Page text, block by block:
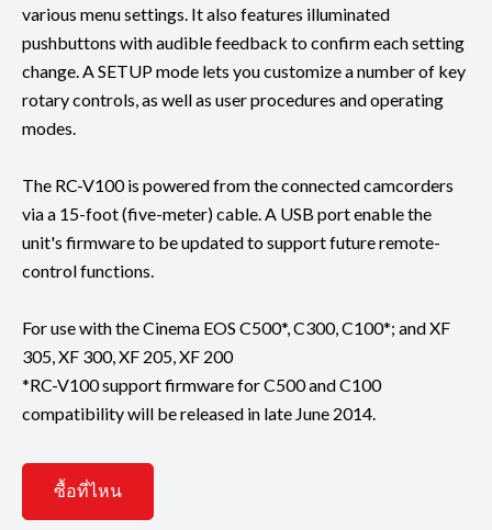
various menu settings. It also features illuminated
pushbuttons with audible feedback to confirm each setting
change. A SETUP mode lets you customize a number of key
rotary controls, as well as user procedures and operating
modes.
The RC-V100 is powered from the connected camcorders
via a 15-foot (five-meter) cable. A USB port enable the
unit's firmware to be updated to support future remote-
control functions.
For use with the Cinema EOS C500*, C300, C100*; and XF
305, XF 300, XF 205, XF 200
*RC-V100 support firmware for C500 and C100
compatibility will be released in late June 2014.
ซื้อที่ไหน